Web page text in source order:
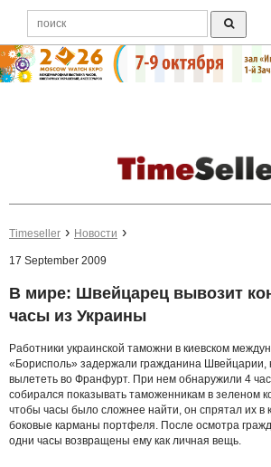
Timeseller Новости
17 September 2009
В мире: Швейцарец вывозит
часы из Украины
Работники украинской таможни в киевском
«Борисполь» задержали гражданина Швейцарии,
вылететь во Франфурт. При нем обнаружили 4
собирался показывать таможенникам в зеленом
чтобы часы было сложнее найти, он спрятал их в
боковые карманы портфеля. После осмотра
одни часы возвращены ему как личная вещь.